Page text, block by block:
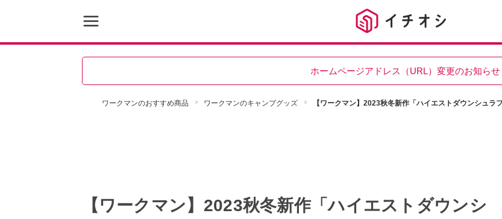
ホームページアドレス（URL）変更のお知らせ
ワークマンのおすすめ商品 ワークマンのキャンプグッズ 【ワークマン】2023秋冬新作「ハイエストダウンシュ
【ワークマン】2023秋冬新作「ハイエストダウンシ